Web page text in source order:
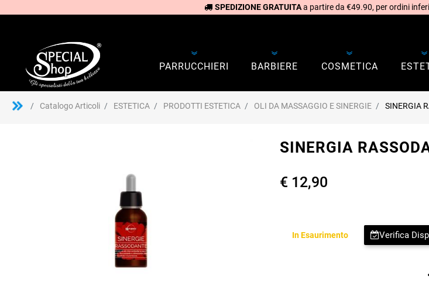
SPEDIZIONE GRATUITAa partire da €49.90, per ordini
PARRUCCHIERI BARBIERE COSMETICA
Catalogo Articoli ESTETICA PRODOTTI ESTETICA OLI DA MASSAGGIO E SINERGIE SINERGIA
SINERGIA
€ 12,90
Verifica
In Esaurimento